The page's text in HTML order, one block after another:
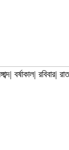
বর্ষাকাল| রবিবার| রাত